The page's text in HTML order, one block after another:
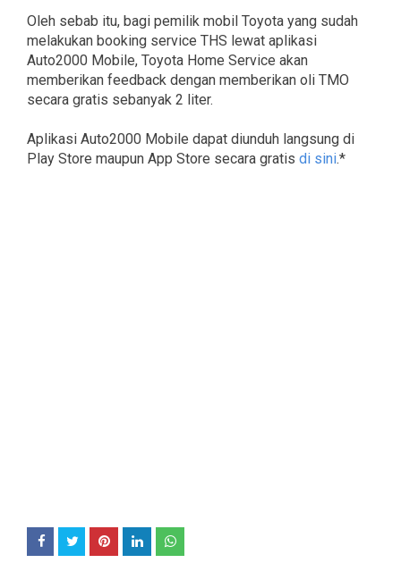
Oleh sebab itu, bagi pemilik mobil Toyota yang sudah
melakukan booking service THS lewat aplikasi
Auto2000 Mobile, Toyota Home Service akan
memberikan feedback dengan memberikan oli TMO
secara gratis sebanyak 2 liter.
Aplikasi Auto2000 Mobile dapat diunduh langsung di
Play Store maupun App Store secara gratis di sini.*